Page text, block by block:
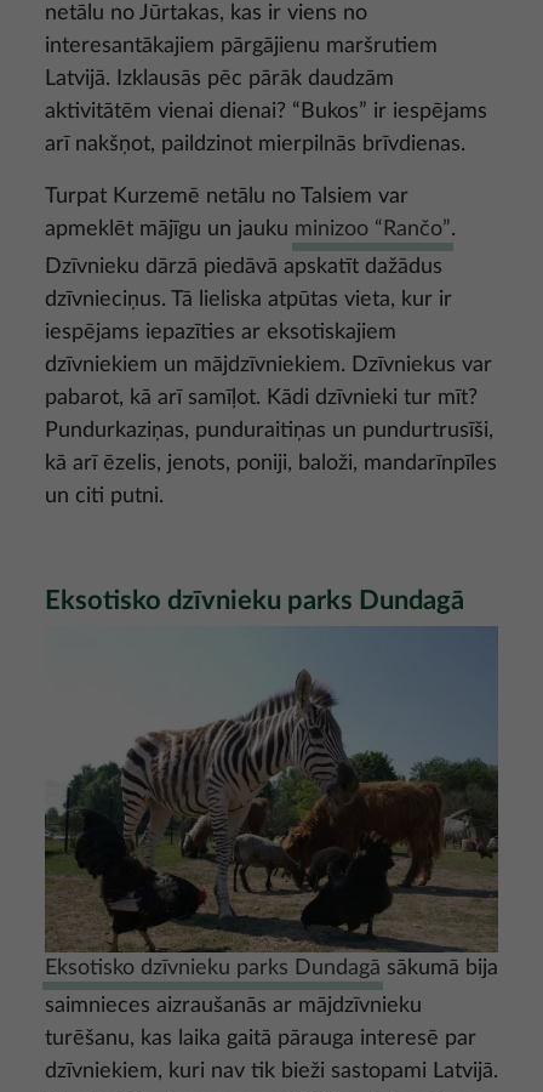
netālu no Jūrtakas, kas ir viens no
interesantākajiem pārgājienu maršrutiem
Latvijā. Izklausās pēc pārāk daudzām
aktivitātēm vienai dienai? “Bukos” ir iespējams
arī nakšņot, paildzinot mierpilnās brīvdienas.
Turpat Kurzemē netālu no Talsiem var
apmeklēt mājīgu un jauku minizoo “Rančo”.
Dzīvnieku dārzā piedāvā apskatīt dažādus
dzīvnieciņus. Tā lieliska atpūtas vieta, kur ir
iespējams iepazīties ar eksotiskajiem
dzīvniekiem un mājdzīvniekiem. Dzīvniekus var
pabarot, kā arī samīļot. Kādi dzīvnieki tur mīt?
Pundurkaziņas, punduraitiņas un pundurtrusīši,
kā arī ēzelis, jenots, poniji, baloži, mandarīnpīles
un citi putni.
Eksotisko dzīvnieku parks Dundagā
Eksotisko dzīvnieku parks Dundagā sākumā bija
saimnieces aizraušanās ar mājdzīvnieku
turēšanu, kas laika gaitā pārauga interesē par
dzīvniekiem, kuri nav tik bieži sastopami Latvijā.